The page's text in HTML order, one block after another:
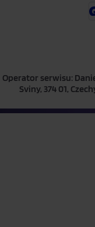
Operator serwisu:
Sviny, 374 01,